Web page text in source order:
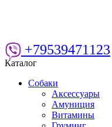
+79539471123
Каталог
Собаки
Аксессуары
Амуниция
Витамины